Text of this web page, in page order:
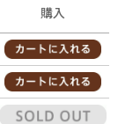
購入